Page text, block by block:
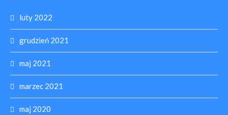
luty 2022
grudzień 2021
maj 2021
marzec 2021
maj 2020